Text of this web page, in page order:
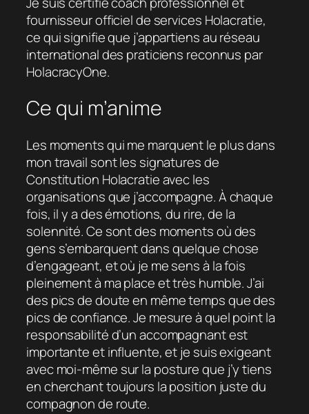
fournisseur officiel de services Holacratie,
ce qui signifie que j’appartiens au réseau
international des praticiens reconnus par
HolacracyOne.
Ce qui m’anime
Les moments qui me marquent le plus dans
mon travail sont les signatures de
Constitution Holacratie avec les
organisations que j’accompagne. À chaque
fois, il y a des émotions, du rire, de la
solennité. Ce sont des moments où des
gens s’embarquent dans quelque chose
d’engageant, et où je me sens à la fois
pleinement à ma place et très humble. J’ai
des pics de doute en même temps que des
pics de confiance. Je mesure à quel point la
responsabilité d’un accompagnant est
importante et influente, et je suis exigeant
avec moi-même sur la posture que j’y tiens
en cherchant toujours la position juste du
compagnon de route.